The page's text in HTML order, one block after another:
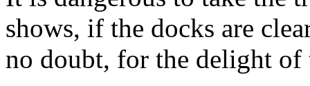
shows, if the docks are
no doubt, for the delight